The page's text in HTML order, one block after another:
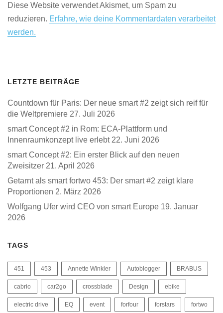
Diese Website verwendet Akismet, um Spam zu
reduzieren. Erfahre, wie deine Kommentardaten verarbeitet
werden.
LETZTE BEITRÄGE
Countdown für Paris: Der neue smart #2 zeigt sich reif für
die Weltpremiere 27. Juli 2026
smart Concept #2 in Rom: ECA-Plattform und
Innenraumkonzept live erlebt 22. Juni 2026
smart Concept #2: Ein erster Blick auf den neuen
Zweisitzer 21. April 2026
Getarnt als smart fortwo 453: Der smart #2 zeigt klare
Proportionen 2. März 2026
Wolfgang Ufer wird CEO von smart Europe 19. Januar
2026
TAGS
451 453 Annette Winkler Autoblogger BRABUS
cabrio car2go crossblade Design ebike
electric drive EQ event forfour forstars fortwo